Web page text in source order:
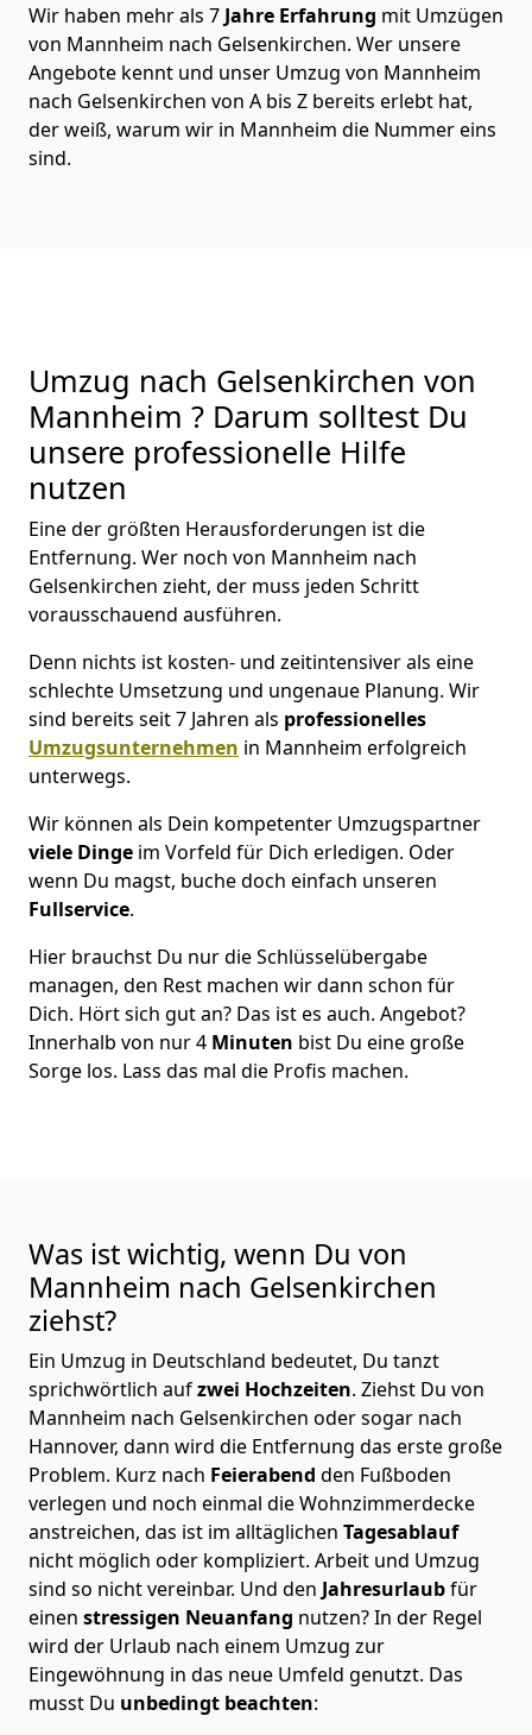
Wir haben mehr als 7 Jahre Erfahrung mit Umzügen
von Mannheim nach Gelsenkirchen. Wer unsere
Angebote kennt und unser Umzug von Mannheim
nach Gelsenkirchen von A bis Z bereits erlebt hat,
der weiß, warum wir in Mannheim die Nummer eins
sind.
Umzug nach Gelsenkirchen von
Mannheim ? Darum solltest Du
unsere professionelle Hilfe
nutzen
Eine der größten Herausforderungen ist die
Entfernung. Wer noch von Mannheim nach
Gelsenkirchen zieht, der muss jeden Schritt
vorausschauend ausführen.
Denn nichts ist kosten- und zeitintensiver als eine
schlechte Umsetzung und ungenaue Planung. Wir
sind bereits seit 7 Jahren als professionelles
Umzugsunternehmen in Mannheim erfolgreich
unterwegs.
Wir können als Dein kompetenter Umzugspartner
viele Dinge im Vorfeld für Dich erledigen. Oder
wenn Du magst, buche doch einfach unseren
Fullservice.
Hier brauchst Du nur die Schlüsselübergabe
managen, den Rest machen wir dann schon für
Dich. Hört sich gut an? Das ist es auch. Angebot?
Innerhalb von nur 4 Minuten bist Du eine große
Sorge los. Lass das mal die Profis machen.
Was ist wichtig, wenn Du von
Mannheim nach Gelsenkirchen
ziehst?
Ein Umzug in Deutschland bedeutet, Du tanzt
sprichwörtlich aufzwei Hochzeiten. Ziehst Du von
Mannheim nach Gelsenkirchen oder sogar nach
Hannover, dann wird die Entfernung das erste große
Problem. Kurz nach Feierabend den Fußboden
verlegen und noch einmal die Wohnzimmerdecke
anstreichen, das ist im alltäglichen Tagesablauf
nicht möglich oder kompliziert. Arbeit und Umzug
sind so nicht vereinbar. Und den Jahresurlaubfür
einen stressigen Neuanfang nutzen? In der Regel
wird der Urlaub nach einem Umzug zur
Eingewöhnung in das neue Umfeld genutzt. Das
musst Du unbedingt beachten: